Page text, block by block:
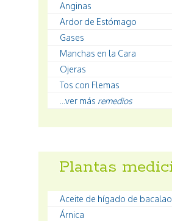
Anginas
Ardor de Estómago
Gases
Manchas en la Cara
Ojeras
Tos con Flemas
...ver más remedios
Plantas
Aceite de hígado de bacalao
Árnica